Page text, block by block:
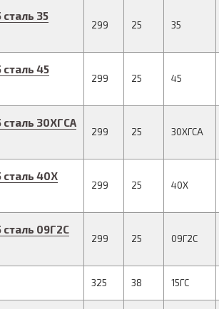
сталь 35
299 25 35
сталь 45
299 25 45
сталь 30ХГСА
299 25 30ХГСА
сталь 40Х
299 25 40Х
сталь 09Г2С
299 25 09Г2С
325 38 15ГС